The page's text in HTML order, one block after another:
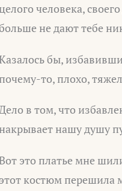
целого человека,
не дают тебе
бы,
почему-то, плохо,
в том, что
накрывает нашу душу
это платье мне
этот костюм перешила